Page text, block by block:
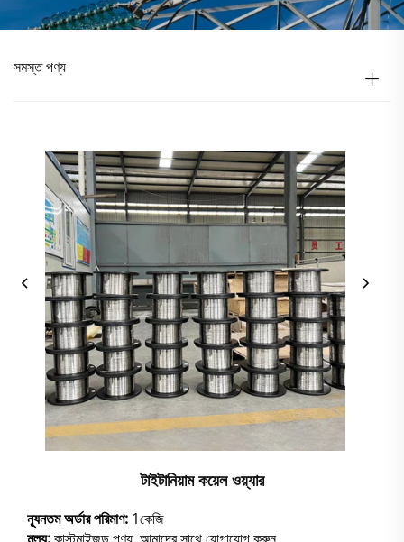
সমস্ত পণ্য
টাইটানিয়াম কয়েল ওয়্যার
ন্যূনতম অর্ডার পরিমাণ: 1কেজি